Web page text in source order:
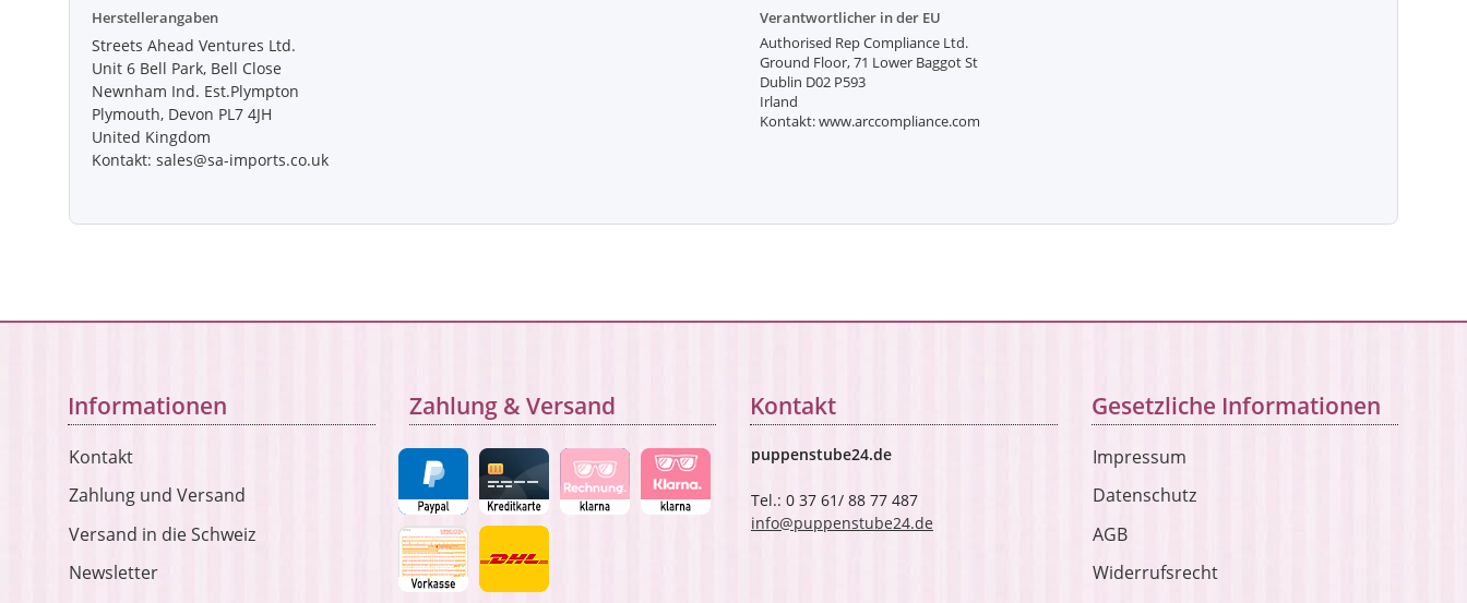
Herstellerangaben
Streets Ahead Ventures Ltd.
Unit 6 Bell Park, Bell Close
Newnham Ind. Est.Plympton
Plymouth, Devon PL7 4JH
United Kingdom
Kontakt: sales@sa-imports.co.uk
Verantwortlicher in der EU
Authorised Rep Compliance Ltd.
Ground Floor, 71 Lower Baggot St
Dublin D02 P593
Irland
Kontakt: www.arccompliance.com
Informationen
Kontakt
Zahlung und Versand
Versand in die Schweiz
Newsletter
Zahlung & Versand Kontakt
puppenstube24.de
Tel.: 0 37 61/ 88 77 487
info@puppenstube24.de
Gesetzliche Informationen
Impressum
Datenschutz
AGB
Widerrufsrecht